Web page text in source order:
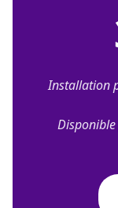
Installation